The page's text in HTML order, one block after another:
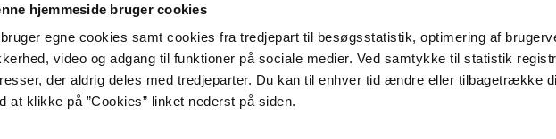
hjemmeside bruger cookies
egne cookies samt cookies fra tredjepart til besøgsstatistik, optimering af
video og adgang til funktioner på sociale medier. Ved samtykke til statistik
der aldrig deles med tredjeparter. Du kan til enhver tid ændre eller tilbagetrække
at klikke på ”Cookies” linket nederst på siden.
Email
Her kan du indtaste din mail og abonnere på denne virksomheds kontrolrapporter.